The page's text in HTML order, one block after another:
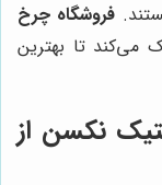
فروشگاه چرخ
می‌کند تا بهترین
نکسن از